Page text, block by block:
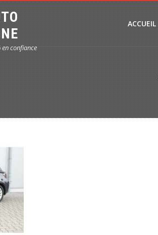
en confiance
ACCUEIL